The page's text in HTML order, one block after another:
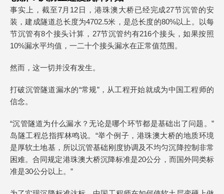
事实上，截至7月12日，港珠澳大桥已经完成27节沉管的安
装，建成隧道总长度为4702.5米，是总长度的80%以上。以每
节沉管有8个接头计算，27节沉管约有216个接头，如果按照
10%漏水平均值，一二十个接头漏水在正常值范围。
然而，这一切并没有发生。
打破沉管隧道漏水的“常规”，从工程开始就成为中国工程师的
信念。
“沉管隧道为什么漏水？无论是哪个环节都是基础出了问题。”
岛隧工程总指挥林鸣说。“举个例子，港珠澳大桥的地质环境
是厚软土地基，所以沉管基础刚度协调及不均匀沉降控制非常
困难。合同规定港珠澳大桥沉降标准是20公分，而国外同类标
准是30公分以上。”